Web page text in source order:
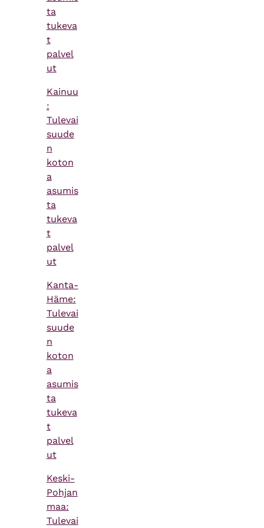
ta
tukeva
t
palvel
ut
Kainuu
:
Tulevai
suude
n
koton
a
asumis
ta
tukeva
t
palvel
ut
Kanta-
Häme:
Tulevai
suude
n
koton
a
asumis
ta
tukeva
t
palvel
ut
Keski-
Pohjan
maa:
Tulevai